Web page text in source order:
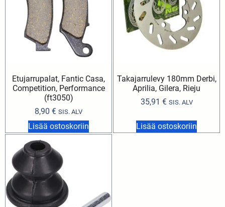
Etujarrupalat, Fantic Casa,
Competition, Performance
(ft3050)
8,90 € SIS. ALV
Lisää ostoskoriin
Takajarrulevy 180mm Derbi,
Aprilia, Gilera, Rieju
35,91 € SIS. ALV
Lisää ostoskoriin